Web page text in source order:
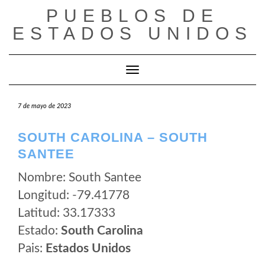
contenido
PUEBLOS DE
ESTADOS UNIDOS
Cambiar modo de navegación
7 de mayo de 2023
SOUTH CAROLINA – SOUTH
SANTEE
Nombre: South Santee
Longitud: -79.41778
Latitud: 33.17333
Estado: South Carolina
Pais: Estados Unidos